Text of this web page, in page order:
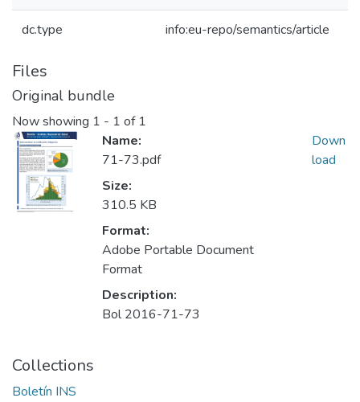
dc.type info:eu-repo/semantics/article
Files
Original bundle
Now showing 1 - 1 of 1
Name:
71-73.pdf
Size:
310.5 KB
Format:
Adobe Portable Document
Format
Description:
Bol 2016-71-73
Down
load
Collections
Boletín INS